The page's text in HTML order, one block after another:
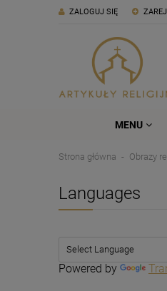
ZALOGUJ SIĘ
MENU
Strona główna Obrazy
Languages
Powered by